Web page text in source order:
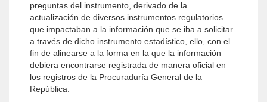
preguntas del instrumento, derivado de la
actualización de diversos instrumentos regulatorios
que impactaban a la información que se iba a solicitar
a través de dicho instrumento estadístico, ello, con el
fin de alinearse a la forma en la que la información
debiera encontrarse registrada de manera oficial en
los registros de la Procuraduría General de la
República.